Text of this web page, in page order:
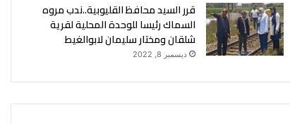
قرر السيد محافظ القليوبية..ندب مروه
السماك رئيسا للوحدة المحلية لقرية
شلقان ومختار سليمان لابوالغيط
ديسمبر 8, 2022